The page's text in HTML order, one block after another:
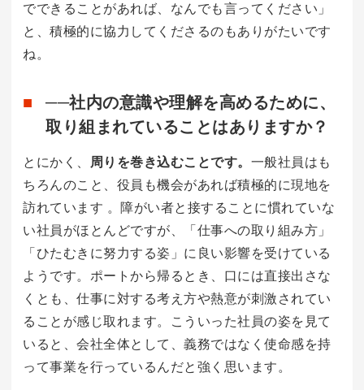
でできることがあれば、なんでも言ってください」
と、積極的に協力してくださるのもありがたいです
ね。
──社内の意識や理解を高めるために、
取り組まれていることはありますか？
とにかく、 周りを巻き込むことです。 一般社員はも
ちろんのこと、役員も機会があれば積極的に現地を
訪れています 。障がい者と接することに慣れていな
い社員がほとんどですが、「仕事への取り組み方」
「ひたむきに努力する姿」に良い影響を受けている
ようです。ポートから帰るとき、口には直接出さな
くとも、仕事に対する考え方や熱意が刺激されてい
ることが感じ取れます。こういった社員の姿を見て
いると、会社全体として、義務ではなく使命感を持
って事業を行っているんだと強く思います。